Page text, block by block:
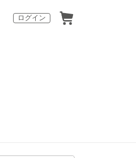
ログイン